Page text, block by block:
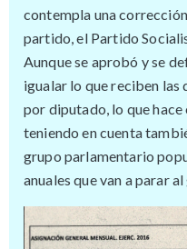
contempla una
partido, el Partido
Aunque se aprobó y se
igualar lo que reciben
por diputado, lo que
teniendo en cuenta
grupo parlamentario
anuales que van a parar